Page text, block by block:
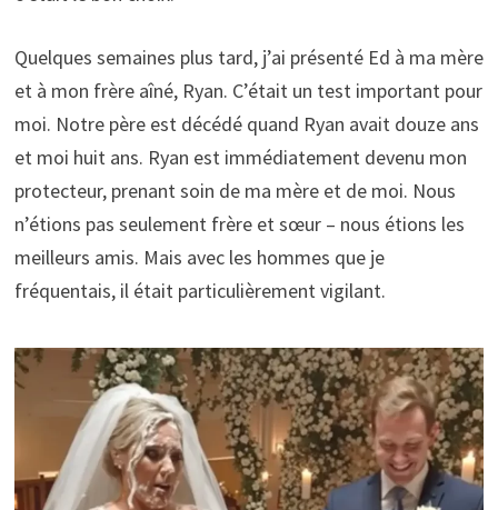
Quelques semaines plus tard, j’ai présenté Ed à ma mère
et à mon frère aîné, Ryan. C’était un test important pour
moi. Notre père est décédé quand Ryan avait douze ans
et moi huit ans. Ryan est immédiatement devenu mon
protecteur, prenant soin de ma mère et de moi. Nous
n’étions pas seulement frère et sœur – nous étions les
meilleurs amis. Mais avec les hommes que je
fréquentais, il était particulièrement vigilant.